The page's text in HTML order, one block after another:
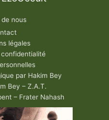
de nous
légales
par Hakim Bey
Bey – Z.A.T.
– Frater Nahash